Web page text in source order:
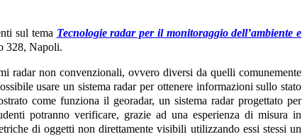
sul tema Tecnologie radar per il monitoraggio dell’ambiente e
328, Napoli.
radar non convenzionali, ovvero diversi da quelli comunemente
usare un sistema radar per ottenere informazioni sullo stato
come funziona il georadar, un sistema radar progettato per
potranno verificare, grazie ad una esperienza di misura in
di oggetti non direttamente visibili utilizzando essi stessi un